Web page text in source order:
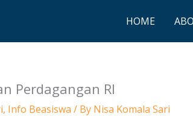
HOME
Perdagangan RI
, Info Beasiswa / By Nisa Komala Sari